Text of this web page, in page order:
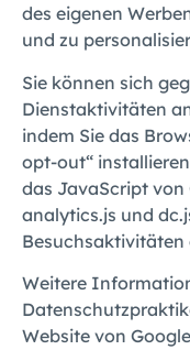
des eigenen
und zu
Sie können sich
Dienstaktivitäten
indem Sie das
opt-out“
das JavaScript von
analytics.js und
Besuchsaktivitäten
Weitere
Website von